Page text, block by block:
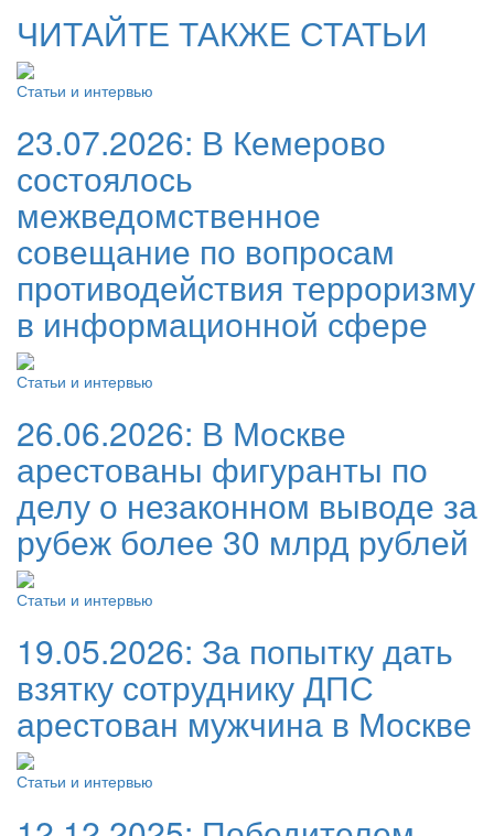
ЧИТАЙТЕ ТАКЖЕ СТАТЬИ
Статьи и интервью
23.07.2026: В Кемерово
состоялось
межведомственное
совещание по вопросам
противодействия терроризму
в информационной сфере
Статьи и интервью
26.06.2026: В Москве
арестованы фигуранты по
делу о незаконном выводе за
рубеж более 30 млрд рублей
Статьи и интервью
19.05.2026: За попытку дать
взятку сотруднику ДПС
арестован мужчина в Москве
Статьи и интервью